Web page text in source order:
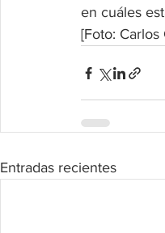
en cuáles
[Foto: Carlos
Entradas recientes